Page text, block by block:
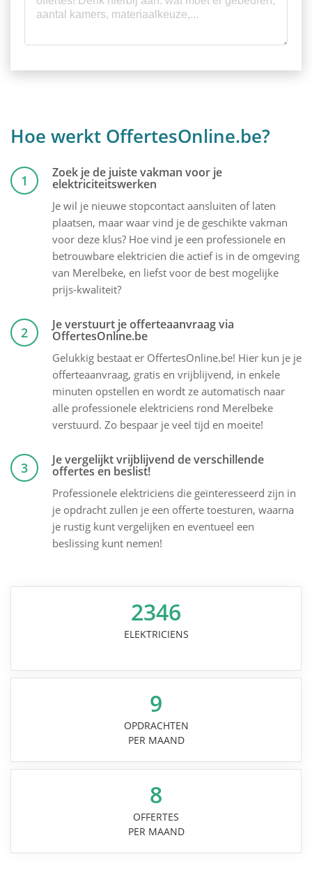
Hoe werkt OffertesOnline.be?
1 Zoek je de juiste vakman voor je
elektriciteitswerken
Je wil je nieuwe stopcontact aansluiten of laten
plaatsen, maar waar vind je de geschikte vakman
voor deze klus? Hoe vind je een professionele en
betrouwbare elektricien die actief is in de omgeving
van Merelbeke, en liefst voor de best mogelijke
prijs-kwaliteit?
2 Je verstuurt je offerteaanvraag via
OffertesOnline.be
Gelukkig bestaat er OffertesOnline.be! Hier kun je je
offerteaanvraag, gratis en vrijblijvend, in enkele
minuten opstellen en wordt ze automatisch naar
alle professionele elektriciens rond Merelbeke
verstuurd. Zo bespaar je veel tijd en moeite!
3 Je vergelijkt vrijblijvend de verschillende
offertes en beslist!
Professionele elektriciens die geïnteresseerd zijn in
je opdracht zullen je een offerte toesturen, waarna
je rustig kunt vergelijken en eventueel een
beslissing kunt nemen!
2346
ELEKTRICIENS
9
OPDRACHTEN
PER MAAND
8
OFFERTES
PER MAAND